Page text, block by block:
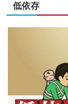
低依存